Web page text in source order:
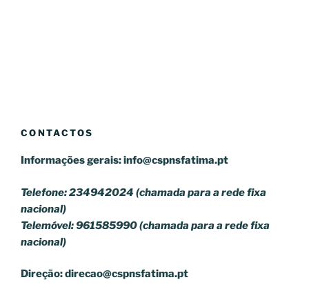
CONTACTOS
Informações gerais:info@cspnsfatima.pt
Telefone: 234942024 (chamada para a rede fixa
nacional)
Telemóvel: 961585990 (chamada para a rede fixa
nacional)
Direção:direcao@cspnsfatima.pt